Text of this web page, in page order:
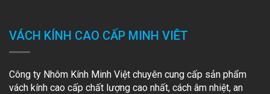
VÁCH KÍNH CAO CẤP MINH VIÊT
Công ty Nhôm Kính Minh Việt chuyên cung cấp sản phẩm
vách kính cao cấp chất lượng cao nhất, cách âm nhiệt, an